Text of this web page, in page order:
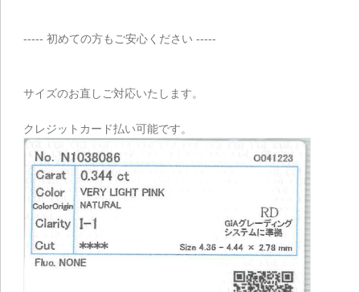
----- 初めての方もご安心ください -----
サイズのお直しご対応いたします。
クレジットカード払い可能です。